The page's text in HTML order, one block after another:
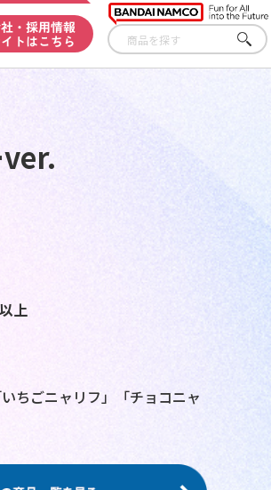
・採用情報
トはこちら
さが
す
上
ちごニャリフ」「チョコニャ